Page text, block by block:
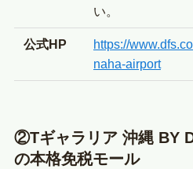
い。
公式HP
https://
naha-airport
②Tギャラリア 沖縄 BY
の本格免税モール